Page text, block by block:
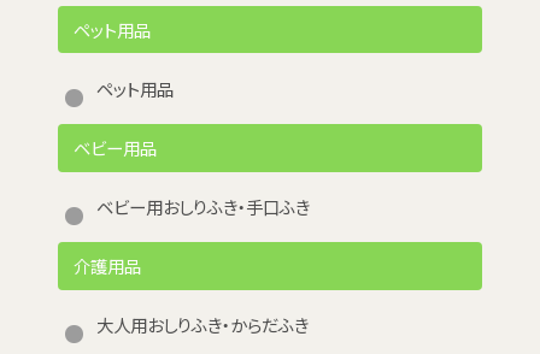
ペット用品
ペット用品
ベビー用品
ベビー用おしりふき・手口ふき
介護用品
大人用おしりふき・からだふき